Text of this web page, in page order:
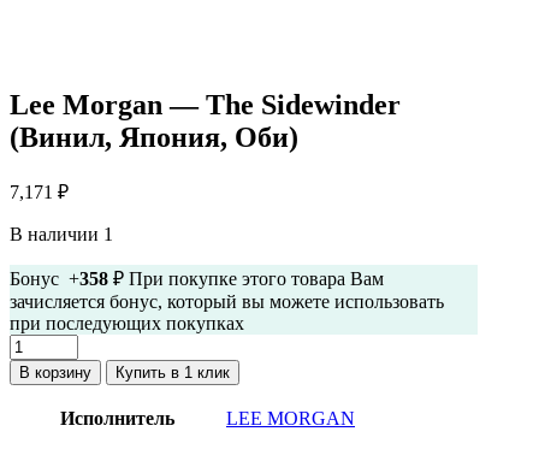
Lee Morgan — The Sidewinder
(Винил, Япония, Оби)
7,171 ₽
В наличии 1
Бонус +358 ₽ При покупке этого товара Вам
зачисляется бонус, который вы можете использовать
при последующих покупках
Количество
товара
Lee
Morgan
В корзину Купить в 1 клик
Исполнитель LEE MORGAN